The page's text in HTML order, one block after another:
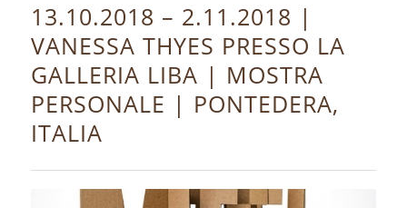
13.10.2018 – 2.11.2018 |
VANESSA THYES PRESSO LA
GALLERIA LIBA | MOSTRA
PERSONALE | PONTEDERA,
ITALIA